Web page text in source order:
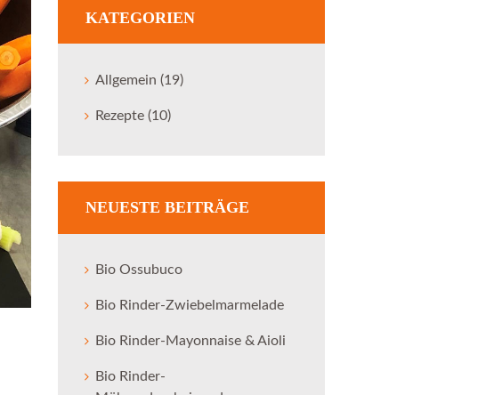
KATEGORIEN
Allgemein (19)
Rezepte(10)
NEUESTE BEITRÄGE
Bio Ossubuco
Bio Rinder-Zwiebelmarmelade
Bio Rinder-Mayonnaise & Aioli
Bio Rinder-